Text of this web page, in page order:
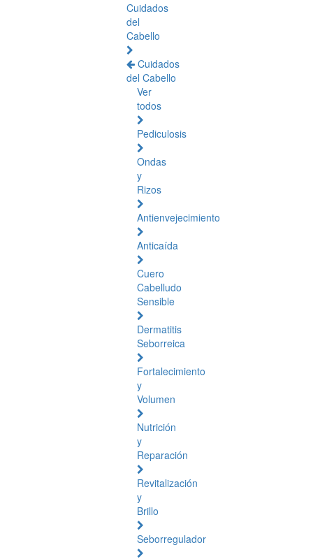
Cuidados
del
Cabello
Cuidados
del Cabello
Ver
todos
Pediculosis
Ondas
y
Rizos
Antienvejecimiento
Anticaída
Cuero
Cabelludo
Sensible
Dermatitis
Seborreica
Fortalecimiento
y
Volumen
Nutrición
y
Reparación
Revitalización
y
Brillo
Seborregulador